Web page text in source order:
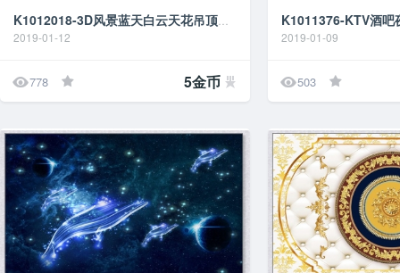
2019-01-12
778 5金币
2019-01-09
503